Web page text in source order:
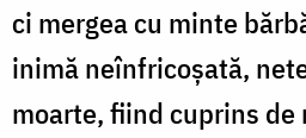
ci mergea cu minte
inimă neînfricoșată,
moarte, fiind cuprins de